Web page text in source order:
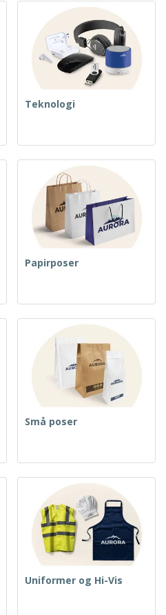
Teknologi
Papirposer
Små poser
Uniformer og Hi-Vis